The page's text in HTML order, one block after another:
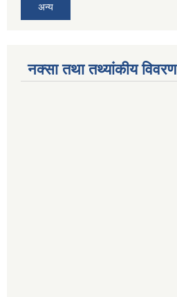
अन्य
नक्सा तथा तथ्यांकीय विवरण